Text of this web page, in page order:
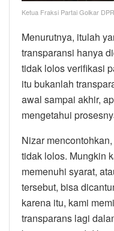
Ketua Fraksi Partai Golkar
Menurutnya, itulah
transparansi hanya
tidak lolos verifikasi
itu bukanlah
awal sampai akhir,
mengetahui
Nizar
tidak lolos. Mungkin
memenuhi syarat,
tersebut, bisa
karena itu, kami
transparans lagi